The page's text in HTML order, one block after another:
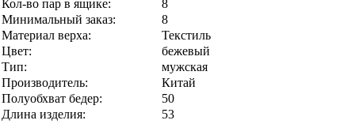
Кол-во пар в ящике:
8
Минимальный заказ:
8
Материал верха:
Текстиль
Цвет:
бежевый
Тип:
мужская
Производитель:
Китай
Полуобхват бедер:
50
Длина изделия:
53